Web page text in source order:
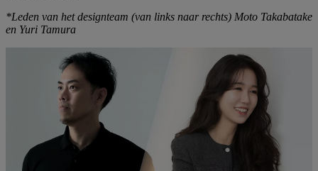
*Leden van het designteam (van links naar rechts) Moto Takabatake
en Yuri Tamura